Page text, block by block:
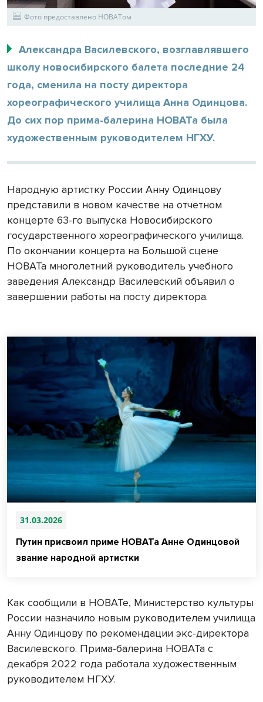
Фото предоставлено НОВАТом
Александра Василевского, возглавлявшего
школу новосибирского балета последние 24
года, сменила на посту директора
хореографического училища Анна Одинцова.
До сих пор прима-балерина НОВАТа была
художественным руководителем НГХУ.
Народную артистку России Анну Одинцову
представили в новом качестве на отчетном
концерте 63-го выпуска Новосибирского
государственного хореографического училища.
По окончании концерта на Большой сцене
НОВАТа многолетний руководитель учебного
заведения Александр Василевский объявил о
завершении работы на посту директора.
31.03.2026
Путин присвоил приме НОВАТа Анне Одинцовой
звание народной артистки
Как сообщили в НОВАТе, Министерство культуры
России назначило новым руководителем училища
Анну Одинцову по рекомендации экс-директора
Василевского. Прима-балерина НОВАТа с
декабря 2022 года работала художественным
руководителем НГХУ.